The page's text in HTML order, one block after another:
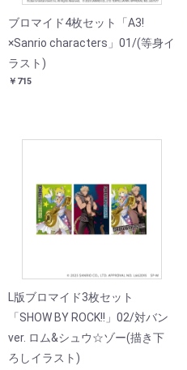
ブロマイド4枚セット「A3!
×Sanrio characters」01/(等身イ
ラスト)
￥715
L版ブロマイド3枚セット
「SHOW BY ROCK!!」02/対バン
ver. ロム&シュウ☆ゾー(描き下
ろしイラスト)